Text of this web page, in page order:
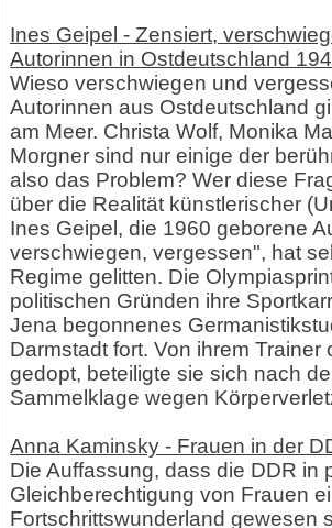
Ines Geipel - Zensiert,
Autorinnen in Ostdeutschland
Wieso verschwiegen und
Autorinnen aus Ostdeutschland
am Meer. Christa Wolf, Monika
Morgner sind nur einige der
also das Problem? Wer diese
über die Realität künstlerischer
Ines Geipel, die 1960 geborene
verschwiegen, vergessen", hat
Regime gelitten. Die
politischen Gründen ihre
Jena begonnenes
Darmstadt fort. Von ihrem Trainer
gedopt, beteiligte sie sich nach
Sammelklage wegen
Anna Kaminsky - Frauen in der
Die Auffassung, dass die DDR in
Gleichberechtigung von Frauen
Fortschrittswunderland gewesen